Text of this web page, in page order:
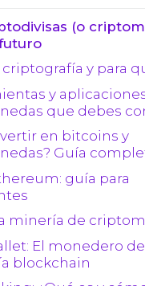
(o
criptografía y para
y
que debes
en bitcoins y
Guía
guía para
minería de
El monedero
blockchain